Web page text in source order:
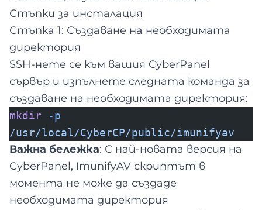
Стъпки за инсталация
Стъпка 1: Създаване на необходимата
директория
SSH-нете се към вашия CyberPanel
сървър и изпълнете следната команда за
създаване на необходимата директория:
mkdir -p
/usr/local/CyberCP/public/imunifyav
Важна бележка: С най-новата версия на
CyberPanel, ImunifyAV скриптът в
момента не може да създаде
необходимата директория